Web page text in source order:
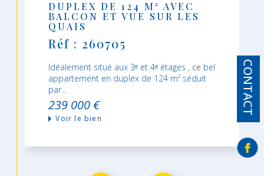
CONTACT
DUPLEX DE 124 M² AVEC
BALCON ET VUE SUR LES
QUAIS
Réf : 260705
Idéalement situé aux 3ᵉ et 4ᵉ étages , ce bel
appartement en duplex de 124 m² séduit
par...
239 000 €
Voir le bien